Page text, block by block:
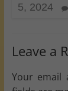
5, 2024
Leave a
Your email